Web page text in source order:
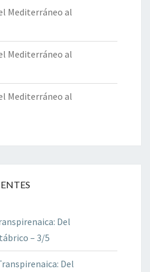
Mediterráneo al
Mediterráneo al
Mediterráneo al
Del
– 3/5
Del